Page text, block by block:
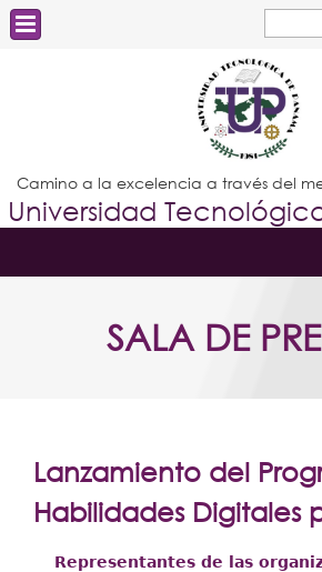
de
Estudiantes
Docentes
Administrativos
Graduados
Camino a la excelencia a través del
Universidad
Conoce la UTP
Postgrados
Extensión
SALA DE
Lanzamiento del
Habilidades Digitales
Representantes de las